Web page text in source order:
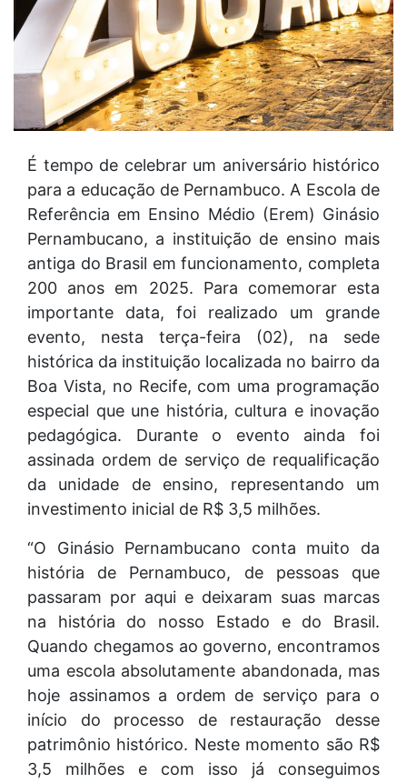
É tempo de celebrar um aniversário histórico
para a educação de Pernambuco. A Escola de
Referência em Ensino Médio (Erem) Ginásio
Pernambucano, a instituição de ensino mais
antiga do Brasil em funcionamento, completa
200 anos em 2025. Para comemorar esta
importante data, foi realizado um grande
evento, nesta terça-feira (02), na sede
histórica da instituição localizada no bairro da
Boa Vista, no Recife, com uma programação
especial que une história, cultura e inovação
pedagógica. Durante o evento ainda foi
assinada ordem de serviço de requalificação
da unidade de ensino, representando um
investimento inicial de R$ 3,5 milhões.
“O Ginásio Pernambucano conta muito da
história de Pernambuco, de pessoas que
passaram por aqui e deixaram suas marcas
na história do nosso Estado e do Brasil.
Quando chegamos ao governo, encontramos
uma escola absolutamente abandonada, mas
hoje assinamos a ordem de serviço para o
início do processo de restauração desse
patrimônio histórico. Neste momento são R$
3,5 milhões e com isso já conseguimos